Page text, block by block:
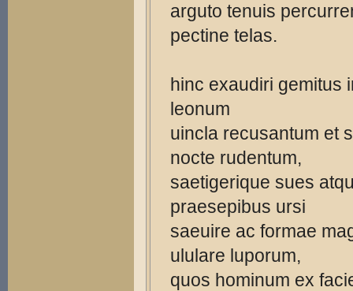
arguto tenuis
pectine telas.
hinc exaudiri gemitus
leonum
uincla recusantum et
nocte rudentum,
saetigerique sues
praesepibus ursi
saeuire ac formae
ululare luporum,
quos hominum ex